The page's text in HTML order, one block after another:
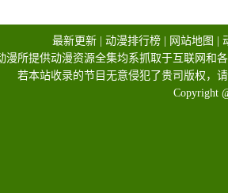
最新更新 动漫排行榜 网站地图
漫所提供动漫资源全集均系抓取于互联网和
若本站收录的节目无意侵犯了贵司版权，
Copyright